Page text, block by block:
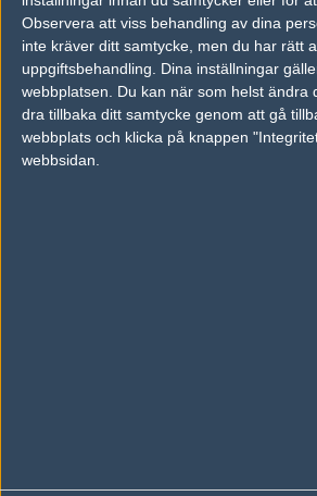
Observera att viss behandling av dina
inte kräver ditt samtycke, men du har rätt
uppgiftsbehandling. Dina inställningar
webbplatsen. Du kan när som helst ändra
dra tillbaka ditt samtycke genom att gå
webbplats och klicka på knappen
webbsidan.
Följ oss i social media
Följ oss på Facebook
Följ oss på Twitter
Följ oss på Instagram
Följ oss på Twitch
följas eller föregås av källhänvisning.